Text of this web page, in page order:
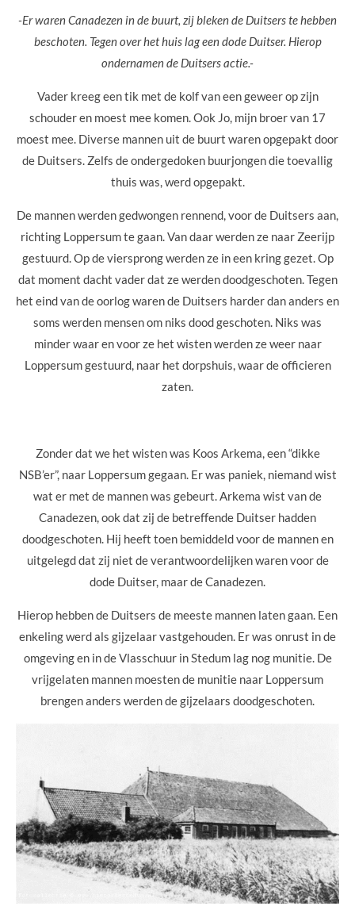
-Er waren Canadezen in de buurt, zij bleken de Duitsers te hebben
beschoten. Tegen over het huis lag een dode Duitser. Hierop
ondernamen de Duitsers actie.-
Vader kreeg een tik met de kolf van een geweer op zijn
schouder en moest mee komen. Ook Jo, mijn broer van 17
moest mee. Diverse mannen uit de buurt waren opgepakt door
de Duitsers. Zelfs de ondergedoken buurjongen die toevallig
thuis was, werd opgepakt.
De mannen werden gedwongen rennend, voor de Duitsers aan,
richting Loppersum te gaan. Van daar werden ze naar Zeerijp
gestuurd. Op de viersprong werden ze in een kring gezet. Op
dat moment dacht vader dat ze werden doodgeschoten. Tegen
het eind van de oorlog waren de Duitsers harder dan anders en
soms werden mensen om niks dood geschoten. Niks was
minder waar en voor ze het wisten werden ze weer naar
Loppersum gestuurd, naar het dorpshuis, waar de officieren
zaten.
Zonder dat we het wisten was Koos Arkema, een “dikke
NSB’er”, naar Loppersum gegaan. Er was paniek, niemand wist
wat er met de mannen was gebeurt. Arkema wist van de
Canadezen, ook dat zij de betreffende Duitser hadden
doodgeschoten. Hij heeft toen bemiddeld voor de mannen en
uitgelegd dat zij niet de verantwoordelijken waren voor de
dode Duitser, maar de Canadezen.
Hierop hebben de Duitsers de meeste mannen laten gaan. Een
enkeling werd als gijzelaar vastgehouden. Er was onrust in de
omgeving en in de Vlasschuur in Stedum lag nog munitie. De
vrijgelaten mannen moesten de munitie naar Loppersum
brengen anders werden de gijzelaars doodgeschoten.